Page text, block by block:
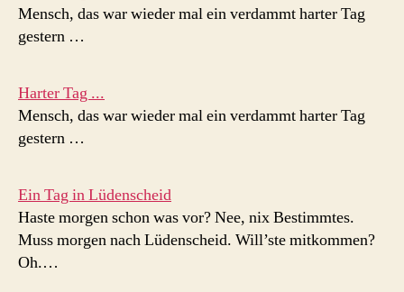
Mensch, das war wieder mal ein verdammt harter Tag
gestern …
Harter Tag ...
Mensch, das war wieder mal ein verdammt harter Tag
gestern …
Ein Tag in Lüdenscheid
Haste morgen schon was vor? Nee, nix Bestimmtes.
Muss morgen nach Lüdenscheid. Will’ste mitkommen?
Oh.…